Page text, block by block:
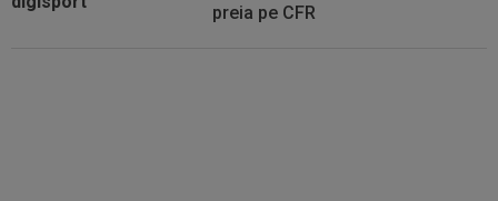
preia pe CFR